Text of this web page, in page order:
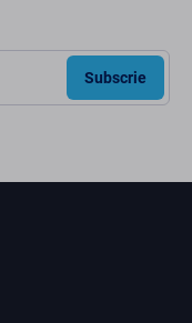
Subscrie